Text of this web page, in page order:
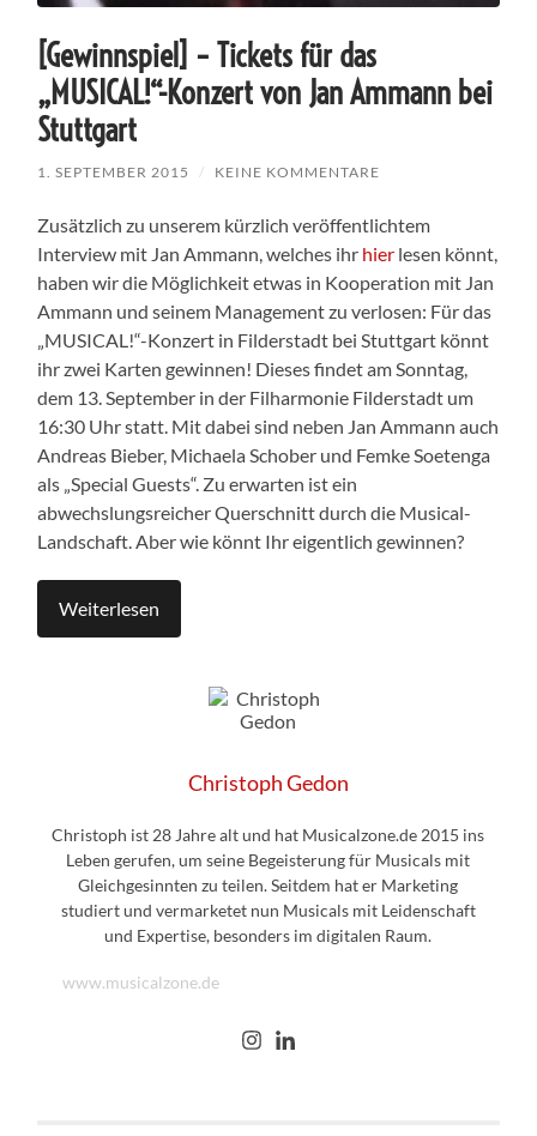
[Gewinnspiel] – Tickets für das
„MUSICAL!“-Konzert von Jan Ammann bei
Stuttgart
1. SEPTEMBER 2015 / KEINE KOMMENTARE
Zusätzlich zu unserem kürzlich veröffentlichtem
Interview mit Jan Ammann, welches ihr hier lesen könnt,
haben wir die Möglichkeit etwas in Kooperation mit Jan
Ammann und seinem Management zu verlosen: Für das
„MUSICAL!“-Konzert in Filderstadt bei Stuttgart könnt
ihr zwei Karten gewinnen! Dieses findet am Sonntag,
dem 13. September in der Filharmonie Filderstadt um
16:30 Uhr statt. Mit dabei sind neben Jan Ammann auch
Andreas Bieber, Michaela Schober und Femke Soetenga
als „Special Guests“. Zu erwarten ist ein
abwechslungsreicher Querschnitt durch die Musical-
Landschaft. Aber wie könnt Ihr eigentlich gewinnen?
Weiterlesen
Christoph Gedon
Christoph ist 28 Jahre alt und hat Musicalzone.de 2015 ins
Leben gerufen, um seine Begeisterung für Musicals mit
Gleichgesinnten zu teilen. Seitdem hat er Marketing
studiert und vermarketet nun Musicals mit Leidenschaft
und Expertise, besonders im digitalen Raum.
www.musicalzone.de